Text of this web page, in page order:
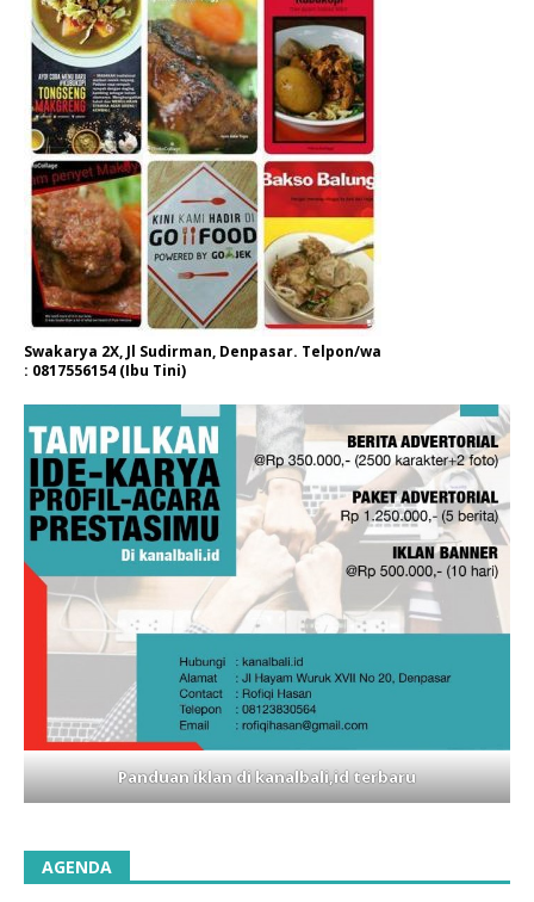
Swakarya 2X, Jl Sudirman, Denpasar. Telpon/wa
: 0817556154 (Ibu Tini)
Panduan iklan di kanalbali,id terbaru
AGENDA